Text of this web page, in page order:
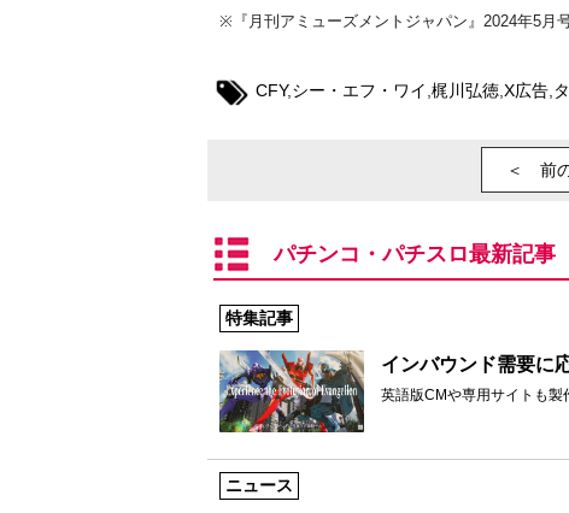
※『月刊アミューズメントジャパン』2024年5月
CFY,シー・エフ・ワイ,梶川弘徳,X広告,
＜ 前
パチンコ・パチスロ最新記事
特集記事
インバウンド需要に
英語版CMや専用サイトも製
ニュース